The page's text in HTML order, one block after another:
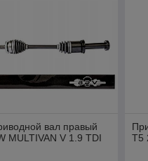
вал правый
MULTIVAN V 1.9 TDI
T5